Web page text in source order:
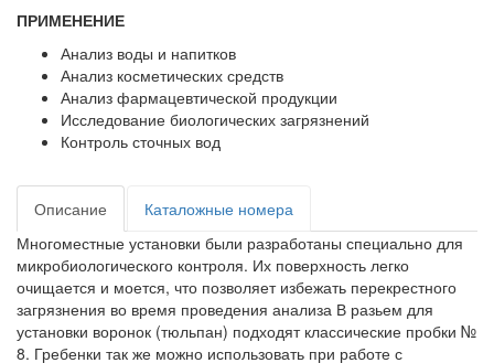
ПРИМЕНЕНИЕ
Анализ воды и напитков
Анализ косметических средств
Анализ фармацевтической продукции
Исследование биологических загрязнений
Контроль сточных вод
Описание
Каталожные номера
Многоместные установки были разработаны специально для
микробиологического контроля. Их поверхность легко
очищается и моется, что позволяет избежать перекрестного
загрязнения во время проведения анализа В разьем для
установки воронок (тюльпан) подходят классические пробки №
8. Гребенки так же можно использовать при работе с